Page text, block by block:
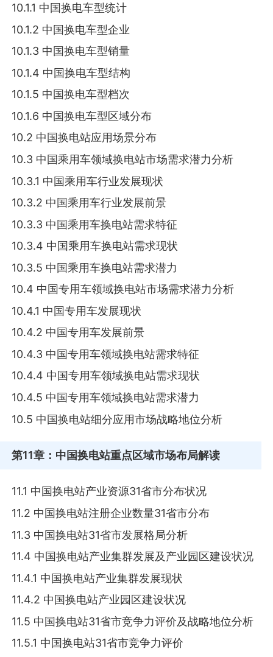
10.1.1 中国换电车型统计
10.1.2 中国换电车型企业
10.1.3 中国换电车型销量
10.1.4 中国换电车型结构
10.1.5 中国换电车型档次
10.1.6 中国换电车型区域分布
10.2 中国换电站应用场景分布
10.3 中国乘用车领域换电站市场需求潜力分析
10.3.1 中国乘用车行业发展现状
10.3.2 中国乘用车行业发展前景
10.3.3 中国乘用车换电站需求特征
10.3.4 中国乘用车换电站需求现状
10.3.5 中国乘用车换电站需求潜力
10.4 中国专用车领域换电站市场需求潜力分析
10.4.1 中国专用车发展现状
10.4.2 中国专用车发展前景
10.4.3 中国专用车领域换电站需求特征
10.4.4 中国专用车领域换电站需求现状
10.4.5 中国专用车领域换电站需求潜力
10.5 中国换电站细分应用市场战略地位分析
第11章 ：中国换电站重点区域市场布局解读
11.1 中国换电站产业资源31省市分布状况
11.2 中国换电站注册企业数量31省市分布
11.3 中国换电站31省市发展格局分析
11.4 中国换电站产业集群发展及产业园区建设状况
11.4.1 中国换电站产业集群发展现状
11.4.2 中国换电站产业园区建设状况
11.5 中国换电站31省市竞争力评价及战略地位分析
11.5.1 中国换电站31省市竞争力评价